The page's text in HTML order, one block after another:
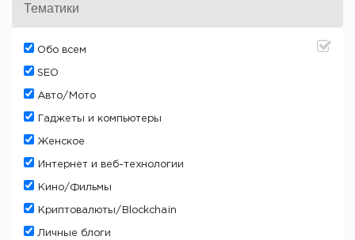
Тематики
Oбо всем
SEO
Авто/Мото
Гаджеты и компьютеры
Женское
Интернет и веб-технологии
Кино/Фильмы
Криптовалюты/Blockchain
Личные блоги